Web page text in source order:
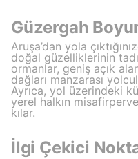
Güzergah
Aruşa’dan yola
doğal güzelliklerinin
ormanlar, geniş açık
dağları manzarası
Ayrıca, yol üzerindeki
yerel halkın
kılar.
İlgi Çekici